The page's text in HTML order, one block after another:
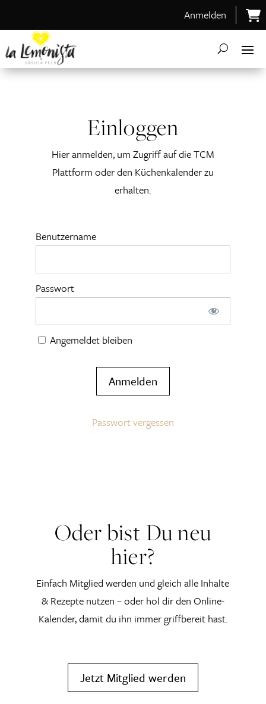
Anmelden
Einloggen
Hier anmelden, um Zugriff auf die TCM
Plattform oder den Küchenkalender zu
erhalten.
Benutzername
Passwort
Angemeldet bleiben
Passwort vergessen
Oder bist Du neu
hier?
Einfach Mitglied werden und gleich alle Inhalte
& Rezepte nutzen – oder hol dir den Online-
Kalender, damit du ihn immer griffbereit hast.
Jetzt Mitglied werden